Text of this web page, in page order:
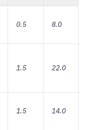
0.5 8.0
1.5 22.0
1.5 14.0